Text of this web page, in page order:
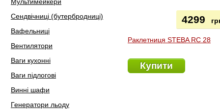
Сендвічниці (бутербродниці)
Вафельниці
Вентилятори
Ваги кухонні
Ваги підлогові
Винні шафи
Генератори льоду
Раклетниця STEBA RC 28
4299
Купити